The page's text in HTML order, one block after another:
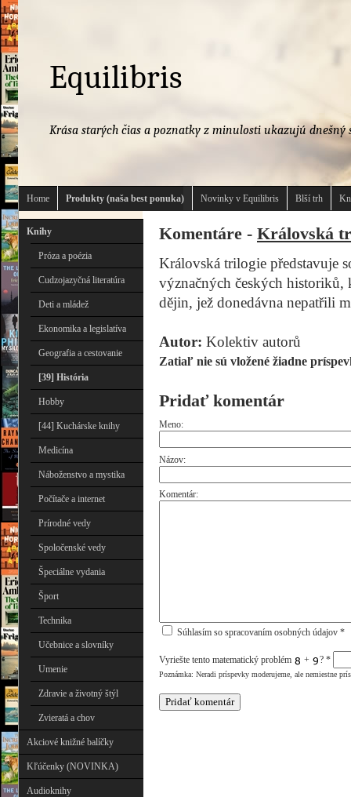
Equilibris
Krása starých čias a poznatky z minulosti ukazujú dnešný
Home Produkty (naša best ponuka) Novinky v Equilibris Blší trh
Knihy
Próza a poézia
Cudzojazyčná literatúra
Deti a mládež
Ekonomika a legislatíva
Geografia a cestovanie
[39] História
Hobby
[44] Kuchárske knihy
Medicína
Náboženstvo a mystika
Počítače a internet
Prírodné vedy
Spoločenské vedy
Špeciálne vydania
Šport
Technika
Učebnice a slovníky
Umenie
Zdravie a životný štýl
Zvieratá a chov
Akciové knižné balíčky
Kľúčenky (NOVINKA)
Audioknihy
Komentáre - Královská
Královská trilogie představuje
význačných českých historiků,
dějin, jež donedávna nepatřili
Autor: Kolektiv autorů
Zatiaľ nie sú vložené žiadne
Pridať komentár
Meno:
Názov:
Komentár:
Súhlasím so spracovaním osobných údajov *
Vyriešte tento matematický problém + ? *
Poznámka: Neradi príspevky moderujeme, ale nemiestne